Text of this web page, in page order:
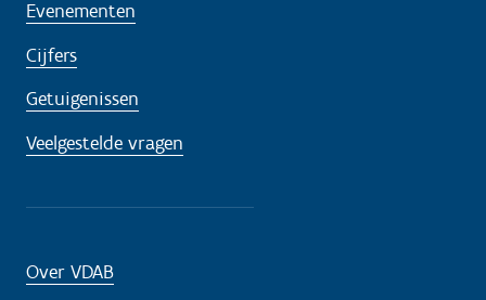
Evenementen
Cijfers
Getuigenissen
Veelgestelde vragen
Over VDAB